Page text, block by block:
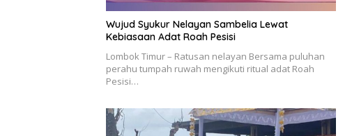
Wujud Syukur Nelayan Sambelia Lewat
Kebiasaan Adat Roah Pesisi
Lombok Timur – Ratusan nelayan Bersama puluhan
perahu tumpah ruwah mengikuti ritual adat Roah
Pesisi…